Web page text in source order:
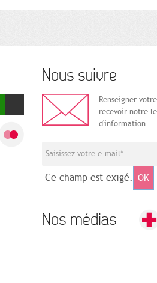
Nous suivre
Renseigner
recevoir notre
d'information.
Ce champ est exigé. OK
Nos médias